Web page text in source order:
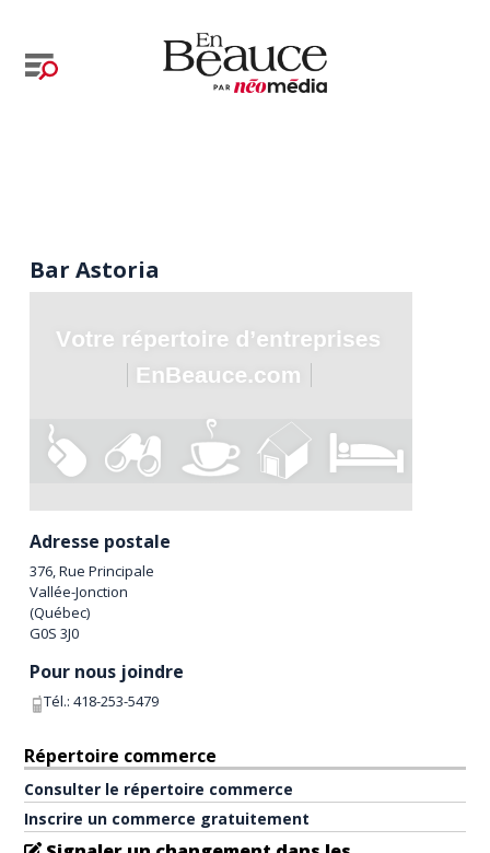
Bar Astoria
Adresse postale
376, Rue Principale
Vallée-Jonction
(Québec)
G0S 3J0
Pour nous joindre
Tél.:418-253-5479
Répertoire commerce
Consulter le répertoire commerce
Inscrire un commerce gratuitement